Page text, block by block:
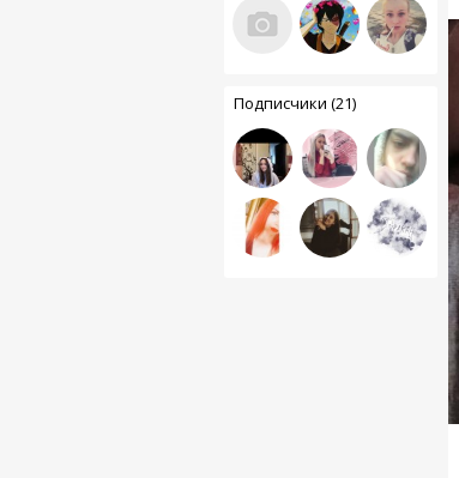
Подписчики (21)